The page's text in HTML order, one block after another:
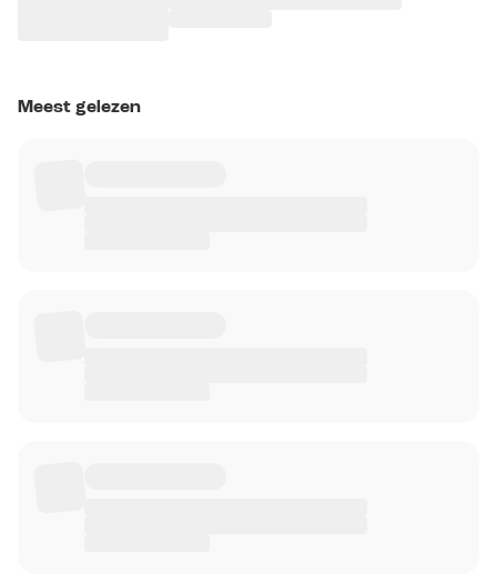
Meest gelezen